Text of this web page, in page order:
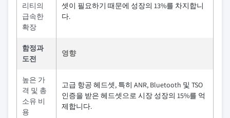
리티의
급속한
확장
셋이 필요하기 때문에 성장의 13%를 차지합니
다.
함정과
도전
영향
높은 가
격 및 총
소유 비
용
고급 항공 헤드셋, 특히 ANR, Bluetooth 및 TSO
인증을 받은 헤드셋으로 시장 성장의 15%를 억
제합니다.